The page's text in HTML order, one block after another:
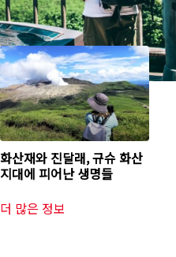
화산재와 진달래, 규슈 화산
지대에 피어난 생명들
더 많은 정보